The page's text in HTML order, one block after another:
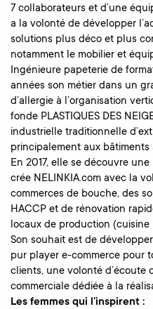
7 collaborateurs et d’une
a la volonté de développer
solutions plus déco et plus
notamment le mobilier et
Ingénieure papeterie de
années son métier dans un
d’allergie à l’organisation
fonde PLASTIQUES DES
industrielle traditionnelle
principalement aux bâtiments
En 2017, elle se découvre
crée NELINKIA.com avec la
commerces de bouche, des
HACCP et de rénovation
locaux de production
Son souhait est de
pur player e-commerce pour
clients, une volonté d’écoute
commerciale dédiée à la
Les femmes qui l’inspirent :